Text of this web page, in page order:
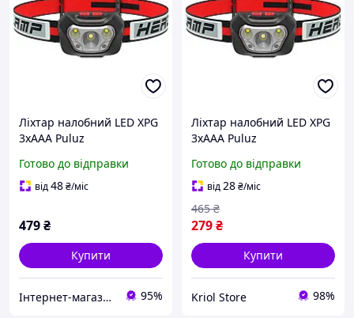
Ліхтар налобний LED XPG
3xAAA Puluz
Готово до відправки
від48₴/міс
479₴
Купити
Інтернет-магазин smartmiks.com.ua 95%
Ліхтар налобний LED XPG
3xAAA Puluz
Готово до відправки
від28₴/міс
279₴
465 ₴
Купити
Kriol Store 98%